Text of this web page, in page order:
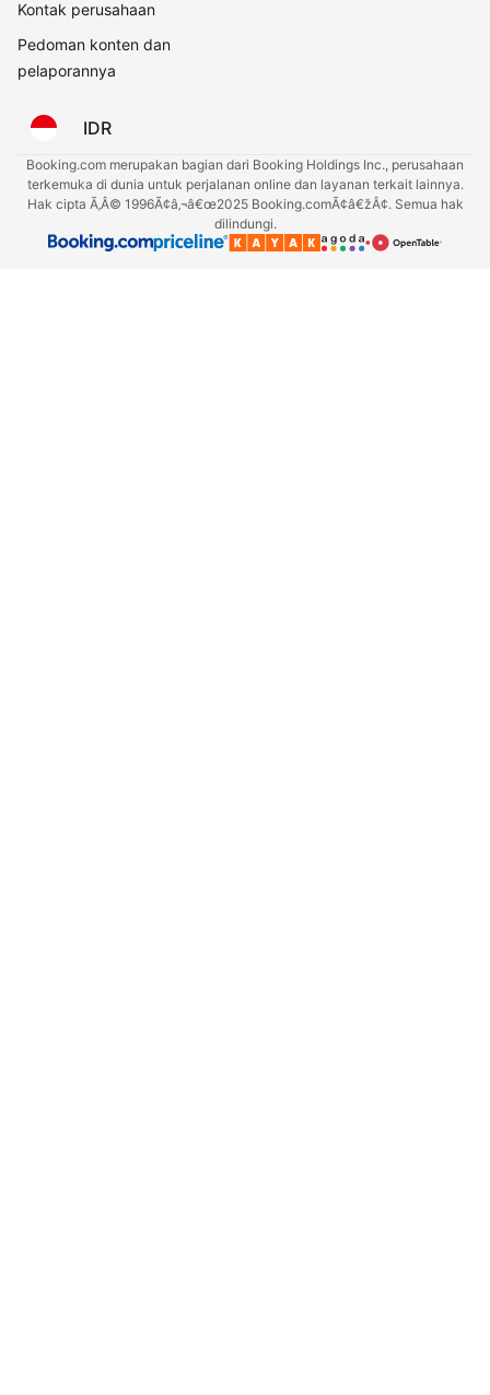
Kontak perusahaan
Pedoman konten dan
pelaporannya
IDR
Booking.com merupakan bagian dari Booking Holdings Inc., perusahaan
terkemuka di dunia untuk perjalanan online dan layanan terkait lainnya.
Hak cipta Ã‚Â© 1996Ã¢â‚¬â€œ2025 Booking.comÃ¢â€žÂ¢. Semua hak
dilindungi.